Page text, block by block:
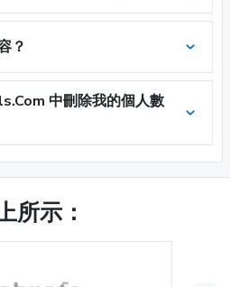
？
中刪除我的個人數
所示：